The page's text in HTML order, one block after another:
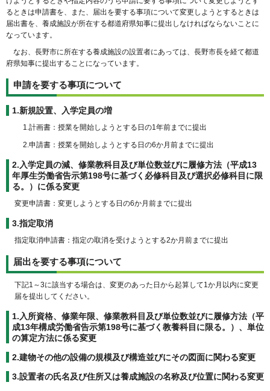
るときは申請書を、また、届出を要する事項について変更しようとするときは
届出書を、養成施設が所在する都道府県知事に提出しなければならないことに
なっています。
なお、長野市に所在する養成施設の設置者にあっては、長野市長を経て都道
府県知事に提出することになっています。
申請を要する事項について
1.新規設置、入学定員の増
1.計画書：授業を開始しようとする日の1年前までに提出
2.申請書：授業を開始しようとする日の6か月前までに提出
2.入学定員の減、修業教科目及び単位数並びに履修方法（平成13
年厚生労働省告示第198号に基づく必修科目及び選択必修科目に限
る。）に係る変更
変更申請書：変更しようとする日の6か月前までに提出
3.指定取消
指定取消申請書：指定の取消を受けようとする2か月前までに提出
届出を要する事項について
下記1～3に該当する場合は、変更のあった日から起算して1か月以内に変更
届を提出してください。
1.入所資格、修業年限、修業教科目及び単位数並びに履修方法（平
成13年構成労働省告示第198号に基づく教養科目に限る。）、単位
の算定方法に係る変更
2.建物その他の設備の規模及び構造並びにその図面に関わる変更
3.設置者の氏名及び住所又は養成施設の名称及び位置に関わる変更